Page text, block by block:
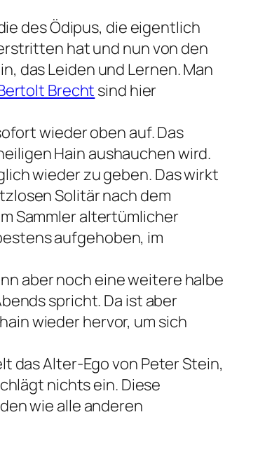
des Ödipus, die eigentlich
hat und nun von den
das Leiden und Lernen. Man
Brecht sind hier
wieder oben auf. Das
Hain aushauchen wird.
wieder zu geben. Das wirkt
Solitär nach dem
Sammler altertümlicher
aufgehoben, im
aber noch eine weitere halbe
spricht. Da ist aber
wieder hervor, um sich
das Alter-Ego von Peter Stein,
nichts ein. Diese
wie alle anderen